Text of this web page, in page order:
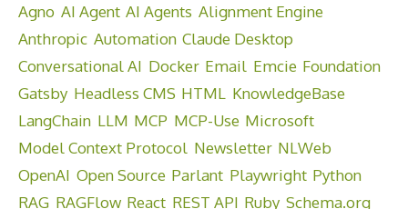
Agno AI Agent AI Agents Alignment Engine
Anthropic Automation Claude Desktop
Conversational AI Docker Email Emcie Foundation
Gatsby Headless CMS HTML KnowledgeBase
LangChain LLM MCP MCP-Use Microsoft
Model Context Protocol Newsletter NLWeb
OpenAI Open Source Parlant Playwright Python
RAG RAGFlow React REST API Ruby Schema.org